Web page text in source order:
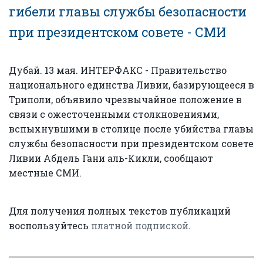
гибели главы службы безопасности
при президентском совете - СМИ
Дубай. 13 мая. ИНТЕРФАКС - Правительство
национального единства Ливии, базирующееся в
Триполи, объявило чрезвычайное положение в
связи с ожесточенными столкновениями,
вспыхнувшими в столице после убийства главы
службы безопасности при президентском совете
Ливии Абдель Гани аль-Кикли, сообщают
местные СМИ.
Для получения полных текстов публикаций
воспользуйтесь платной подпиской.